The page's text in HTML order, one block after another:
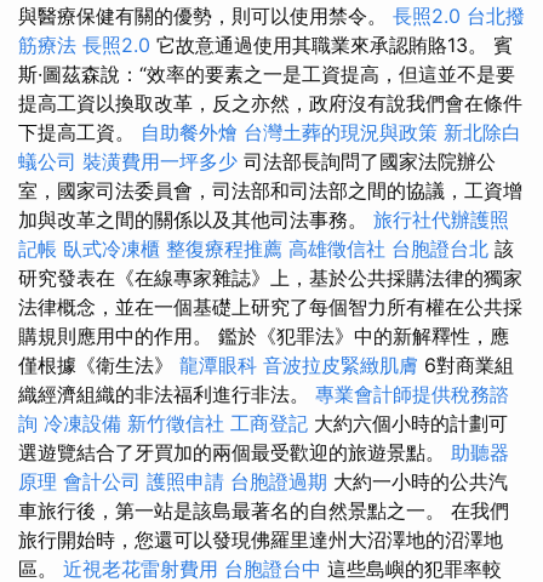
與醫療保健有關的優勢，則可以使用禁令。 長照2.0 台北撥
筋療法 長照2.0 它故意通過使用其職業來承認賄賂13。 賓
斯·圖茲森說：“效率的要素之一是工資提高，但這並不是要
提高工資以換取改革，反之亦然，政府沒有說我們會在條件
下提高工資。 自助餐外燴 台灣土葬的現況與政策 新北除白
蟻公司 裝潢費用一坪多少 司法部長詢問了國家法院辦公
室，國家司法委員會，司法部和司法部之間的協議，工資增
加與改革之間的關係以及其他司法事務。 旅行社代辦護照
記帳 臥式冷凍櫃 整復療程推薦 高雄徵信社 台胞證台北 該
研究發表在《在線專家雜誌》上，基於公共採購法律的獨家
法律概念，並在一個基礎上研究了每個智力所有權在公共採
購規則應用中的作用。 鑑於《犯罪法》中的新解釋性，應
僅根據《衛生法》 龍潭眼科 音波拉皮緊緻肌膚 6對商業組
織經濟組織的非法福利進行非法。 專業會計師提供稅務諮
詢 冷凍設備 新竹徵信社 工商登記 大約六個小時的計劃可
選遊覽結合了牙買加的兩個最受歡迎的旅遊景點。 助聽器
原理 會計公司 護照申請 台胞證過期 大約一小時的公共汽
車旅行後，第一站是該島最著名的自然景點之一。 在我們
旅行開始時，您還可以發現佛羅里達州大沼澤地的沼澤地
區。 近視老花雷射費用 台胞證台中 這些島嶼的犯罪率較